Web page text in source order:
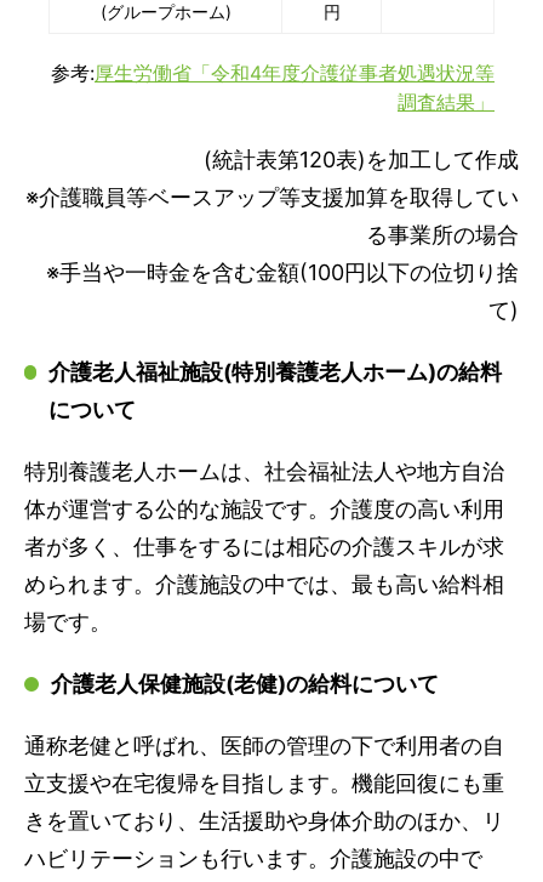
(グループホーム)
円
参考:厚生労働省「令和4年度介護従事者処遇状況等
調査結果」
(統計表第120表)を加工して作成
※介護職員等ベースアップ等支援加算を取得してい
る事業所の場合
※手当や一時金を含む金額(100円以下の位切り捨
て)
介護老人福祉施設(特別養護老人ホーム)の給料
について
特別養護老人ホームは、社会福祉法人や地方自治
体が運営する公的な施設です。介護度の高い利用
者が多く、仕事をするには相応の介護スキルが求
められます。介護施設の中では、最も高い給料相
場です。
介護老人保健施設(老健)の給料について
通称老健と呼ばれ、医師の管理の下で利用者の自
立支援や在宅復帰を目指します。機能回復にも重
きを置いており、生活援助や身体介助のほか、リ
ハビリテーションも行います。介護施設の中で